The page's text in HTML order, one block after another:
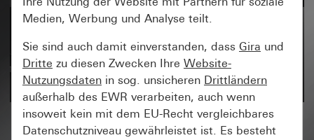
Minimal im Design. Maximal
Medien, Werbung und Analyse teilt.
Sie sind auch damit einverstanden, dass Gira und
Dritte zu diesen Zwecken Ihre Website-
Nutzungsdaten in sog. unsicheren Drittländern
außerhalb des EWR verarbeiten, auch wenn
insoweit kein mit dem EU-Recht vergleichbares
Datenschutzniveau gewährleistet ist. Es besteht